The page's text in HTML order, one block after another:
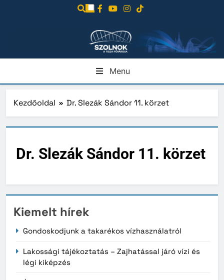
Menu
Kezdőoldal Dr. Slezák Sándor 11. körzet
Dr. Slezák Sándor 11. körzet
Kiemelt hírek
Gondoskodjunk a takarékos vízhasználatról
Lakossági tájékoztatás – Zajhatással járó vízi és
légi kiképzés